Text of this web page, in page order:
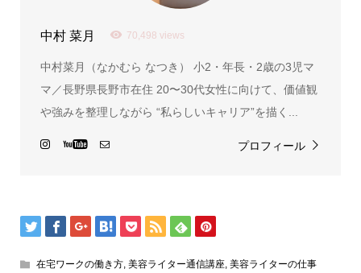
中村 菜月 70,498 views
中村菜月（なかむら なつき） 小2・年長・2歳の3児マ
マ／長野県長野市在住 20〜30代女性に向けて、価値観
や強みを整理しながら “私らしいキャリア”を描く...
プロフィール
在宅ワークの働き方, 美容ライター通信講座, 美容ライターの仕事